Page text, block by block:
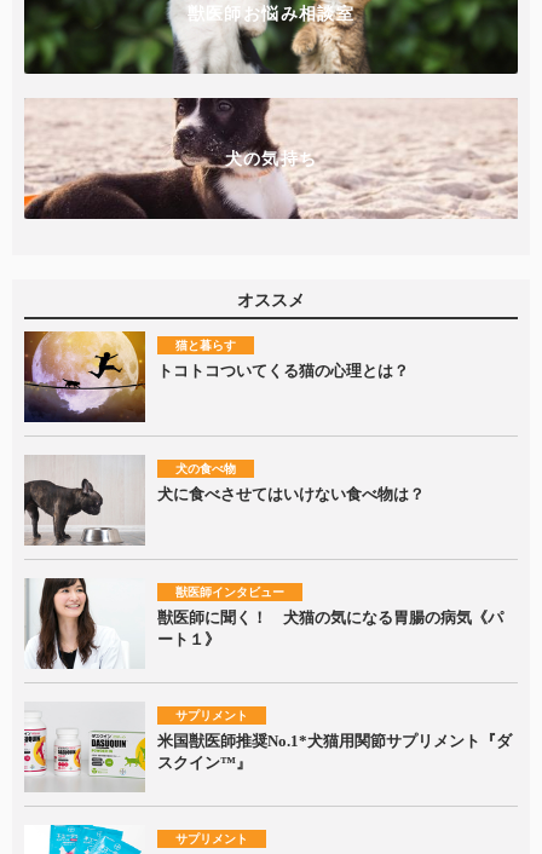
獣医師お悩み相談室
犬の気持ち
オススメ
猫と暮らす
トコトコついてくる猫の心理とは？
犬の食べ物
犬に食べさせてはいけない食べ物は？
獣医師インタビュー
獣医師に聞く！ 犬猫の気になる胃腸の病気《パ
ート１》
サプリメント
米国獣医師推奨No.1*犬猫用関節サプリメント『ダ
スクイン™』
サプリメント